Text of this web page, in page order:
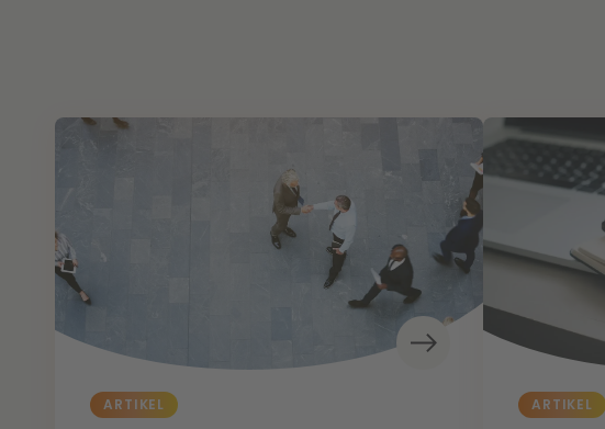
ARTIKEL ARTIKEL